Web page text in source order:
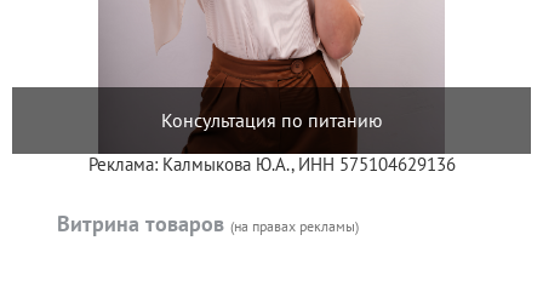
Консультация по питанию
Реклама: Калмыкова Ю.А., ИНН 575104629136
Витрина товаров (на правах рекламы)